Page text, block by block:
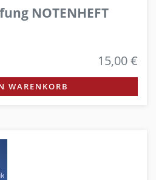
NOTENHEFT
15,00 €
WARENKORB